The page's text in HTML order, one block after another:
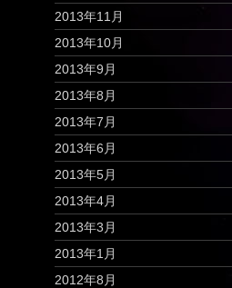
2013年11月
2013年10月
2013年9月
2013年8月
2013年7月
2013年6月
2013年5月
2013年4月
2013年3月
2013年1月
2012年8月